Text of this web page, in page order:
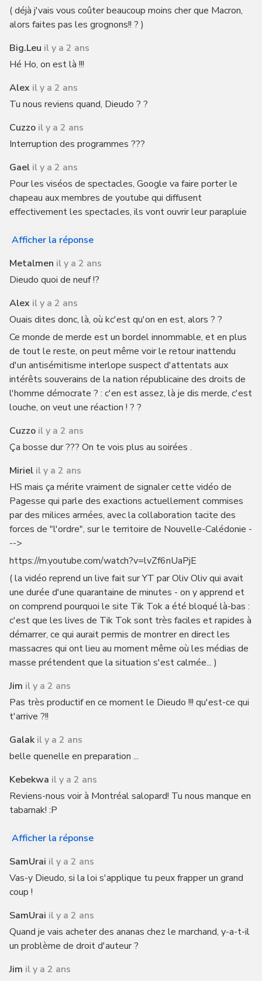
( déjà j'vais vous coûter beaucoup moins cher que Macron,
alors faites pas les grognons!! ? )
Big.leu il y a 2 ans
Hé Ho, on est là !!!
Alex il y a 2 ans
Tu nous reviens quand, Dieudo ? ?
Cuzzo il y a 2 ans
Interruption des programmes ???
Gael il y a 2 ans
Pour les viséos de spectacles, Google va faire porter le
chapeau aux membres de youtube qui diffusent
effectivement les spectacles, ils vont ouvrir leur parapluie
Afficher la réponse
Metalmen il y a 2 ans
Dieudo quoi de neuf !?
Alex il y a 2 ans
Ouais dites donc, là, où kc'est qu'on en est, alors ? ?
Ce monde de merde est un bordel innommable, et en plus
de tout le reste, on peut même voir le retour inattendu
d'un antisémitisme interlope suspect d'attentats aux
intérêts souverains de la nation républicaine des droits de
l'homme démocrate ? : c'en est assez, là je dis merde, c'est
louche, on veut une réaction ! ? ?
Cuzzo il y a 2 ans
Ça bosse dur ??? On te vois plus au soirées .
Miriel il y a 2 ans
HS mais ça mérite vraiment de signaler cette vidéo de
Pagesse qui parle des exactions actuellement commises
par des milices armées, avec la collaboration tacite des
forces de "l'ordre", sur le territoire de Nouvelle-Calédonie -
-->
https://m.youtube.com/watch?v=lvZf6nUaPjE
( la vidéo reprend un live fait sur YT par Oliv Oliv qui avait
une durée d'une quarantaine de minutes - on y apprend et
on comprend pourquoi le site Tik Tok a été bloqué là-bas :
c'est que les lives de Tik Tok sont très faciles et rapides à
démarrer, ce qui aurait permis de montrer en direct les
massacres qui ont lieu au moment même où les médias de
masse prétendent que la situation s'est calmée... )
Jim il y a 2 ans
Pas très productif en ce moment le Dieudo !!! qu'est-ce qui
t'arrive ?!!
Galak il y a 2 ans
belle quenelle en preparation ...
Kebekwa il y a 2 ans
Reviens-nous voir à Montréal salopard! Tu nous manque en
tabarnak! :P
Afficher la réponse
SamUrai il y a 2 ans
Vas-y Dieudo, si la loi s'applique tu peux frapper un grand
coup !
SamUrai il y a 2 ans
Quand je vais acheter des ananas chez le marchand, y-a-t-il
un problème de droit d'auteur ?
Jim il y a 2 ans